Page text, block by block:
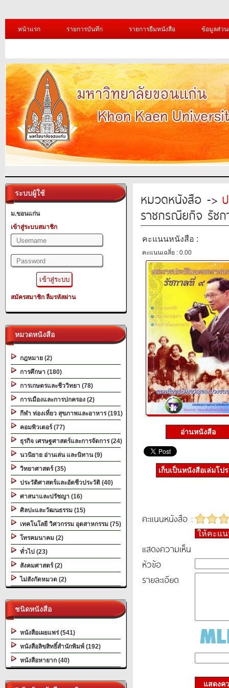
หน้าแรก รายการบันทึก รายการยืมหนังสือ ข้อมูลส่ว
ระบบผู้ใช้
ม.ขอนแก่น
เข้าสู่ระบบสมาชิก
สมัครสมาชิก ลืมรหัสผ่าน
หมวดหนังสือ
กฎหมาย (2)
การศึกษา (180)
การเกษตรและชีววิทยา (78)
การเมืองและการปกครอง (2)
กีฬา ท่องเที่ยว สุขภาพและอาหาร (191)
คอมพิวเตอร์ (77)
ธุรกิจ เศรษฐศาสตร์และการจัดการ (24)
นวนิยาย อ่านเล่น และนิทาน (9)
วิทยาศาสตร์ (35)
ประวัติศาสตร์และอัตชีวประวัติ (40)
ศาสนาและปรัชญา (16)
ศิลปะและวัฒนธรรม (15)
เทคโนโลยี วิศวกรรม อุตสาหกรรม (75)
โทรคมนาคม (2)
ทั่วไป (23)
สังคมศาสตร์ (2)
ไม่สังกัดหมวด (2)
ชนิดหนังสือ
หนังสือเผยแพร่ (541)
หนังสือลิขสิทธิ์สำนักพิมพ์ (192)
หนังสือหายาก (40)
หมวดหนังสือ ->
ราชกรณียกิจ รัช
คะแนนหนังสือ :
คะแนนเฉลี่ย : 0.00
อ่านหนังสือ
เก็บเป็นหนังสือเล่มโป
คะแนนหนังสือ :
ให้คะแ
แสดงความเห็น
หัวข้อ
รายละเอียด
แสดงค